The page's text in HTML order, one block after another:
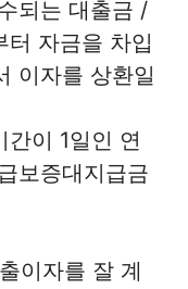
되는 대출금 /
터 자금을 차입
이자를 상환일
이 1일인 연
보증대지급금
이자를 잘 계